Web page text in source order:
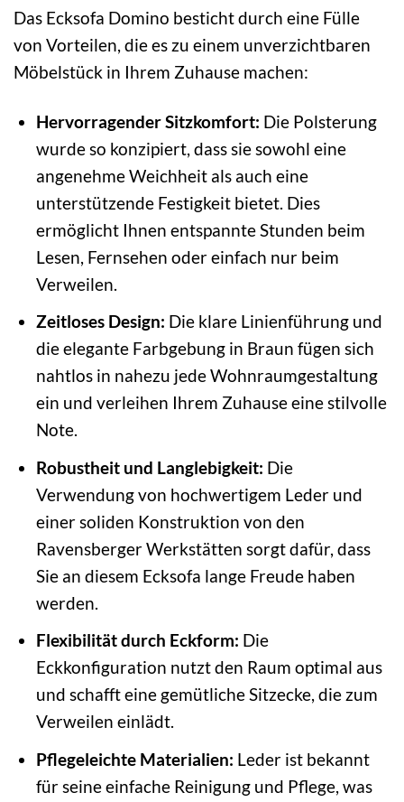
Das Ecksofa Domino besticht durch eine Fülle
von Vorteilen, die es zu einem unverzichtbaren
Möbelstück in Ihrem Zuhause machen:
Hervorragender Sitzkomfort: Die Polsterung
wurde so konzipiert, dass sie sowohl eine
angenehme Weichheit als auch eine
unterstützende Festigkeit bietet. Dies
ermöglicht Ihnen entspannte Stunden beim
Lesen, Fernsehen oder einfach nur beim
Verweilen.
Zeitloses Design: Die klare Linienführung und
die elegante Farbgebung in Braun fügen sich
nahtlos in nahezu jede Wohnraumgestaltung
ein und verleihen Ihrem Zuhause eine stilvolle
Note.
Robustheit und Langlebigkeit: Die
Verwendung von hochwertigem Leder und
einer soliden Konstruktion von den
Ravensberger Werkstätten sorgt dafür, dass
Sie an diesem Ecksofa lange Freude haben
werden.
Flexibilität durch Eckform: Die
Eckkonfiguration nutzt den Raum optimal aus
und schafft eine gemütliche Sitzecke, die zum
Verweilen einlädt.
Pflegeleichte Materialien: Leder ist bekannt
für seine einfache Reinigung und Pflege, was